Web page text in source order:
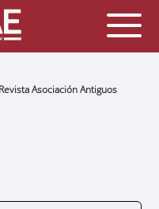
Asociación Antiguos